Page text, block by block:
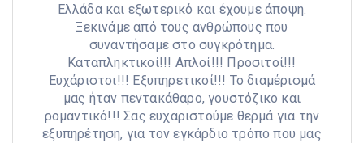
Ελλάδα και εξωτερικό και έχουμε άποψη.
Ξεκινάμε από τους ανθρώπους που
συναντήσαμε στο συγκρότημα.
Καταπληκτικοί!!! Απλοί!!! Προσιτοί!!!
Ευχάριστοι!!! Εξυπηρετικοί!!! Το διαμέρισμά
μας ήταν πεντακάθαρο, γουστόζικο και
ρομαντικό!!! Σας ευχαριστούμε θερμά για την
εξυπηρέτηση, για τον εγκάρδιο τρόπο που μας